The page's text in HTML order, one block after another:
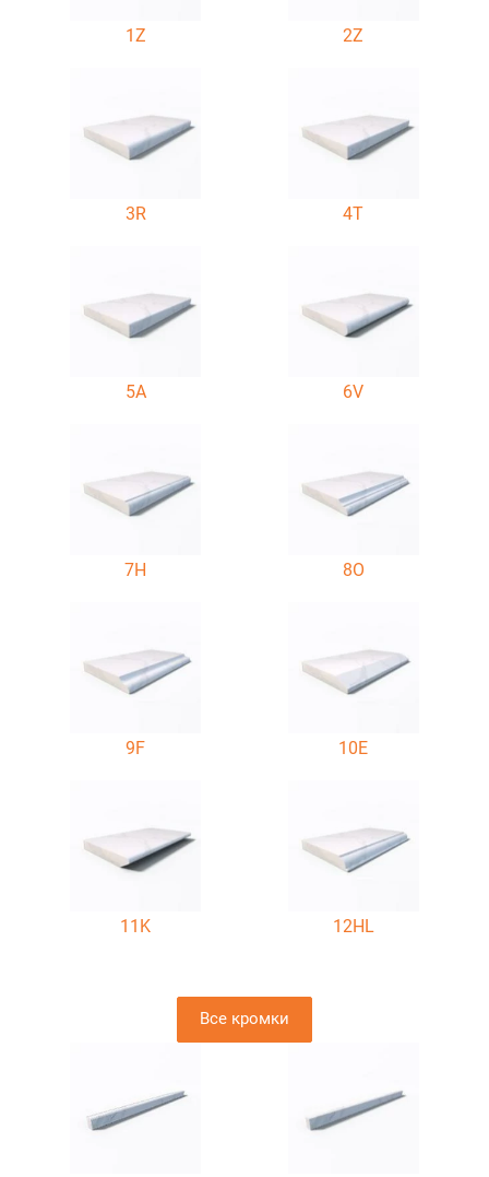
1Z 2Z
3R 4T
5A 6V
7H 8O
9F 10E
11K 12HL
Все кромки